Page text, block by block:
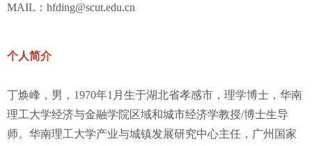
MAIL：hfding@scut.edu.cn
个人简介
丁焕峰，男，1970年1月生于湖北省孝感市，理学博士，华南
理工大学经济与金融学院区域和城市经济学教授/博士生导
师。华南理工大学产业与城镇发展研究中心主任，广州国家